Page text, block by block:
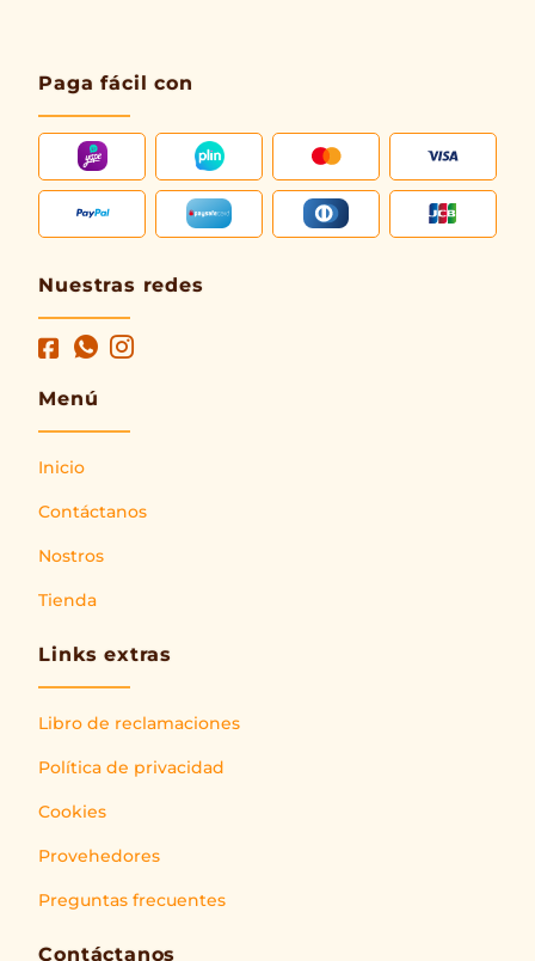
Paga fácil con
Nuestras redes
Menú
Inicio
Contáctanos
Nostros
Tienda
Links extras
Libro de reclamaciones
Política de privacidad
Cookies
Provehedores
Preguntas frecuentes
Contáctanos